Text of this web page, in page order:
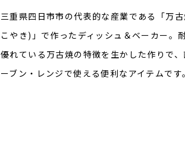
三重県四日市市の代表的な産業である「万
こやき)」で作ったディッシュ＆ベーカー。
優れている万古焼の特徴を生かした作りで、
ーブン・レンジで使える便利なアイテムです。